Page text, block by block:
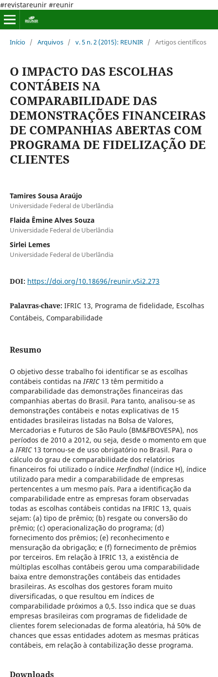
#revistareunir #reunir
Início / Arquivos / v. 5 n. 2 (2015): REUNIR / Artigos científicos
O IMPACTO DAS ESCOLHAS
CONTÁBEIS NA
COMPARABILIDADE DAS
DEMONSTRAÇÕES FINANCEIRAS
DE COMPANHIAS ABERTAS COM
PROGRAMA DE FIDELIZAÇÃO DE
CLIENTES
Tamires Sousa Araújo
Universidade Federal de Uberlândia
Flaida Êmine Alves Souza
Universidade Federal de Uberlândia
Sirlei Lemes
Universidade Federal de Uberlândia
DOI: https://doi.org/10.18696/reunir.v5i2.273
Palavras-chave: IFRIC 13, Programa de fidelidade, Escolhas
Contábeis, Comparabilidade
Resumo
O objetivo desse trabalho foi identificar se as escolhas
contábeis contidas naIFRIC13 têm permitido a
comparabilidade das demonstrações financeiras das
companhias abertas do Brasil. Para tanto, analisou-se as
demonstrações contábeis e notas explicativas de 15
entidades brasileiras listadas na Bolsa de Valores,
Mercadorias e Futuros de São Paulo (BM&FBOVESPA), nos
períodos de 2010 a 2012, ou seja, desde o momento em que
aIFRIC13 tornou-se de uso obrigatório no Brasil. Para o
cálculo do grau de comparabilidade dos relatórios
financeiros foi utilizado o índice Herfindhal (índice H), índice
utilizado para medir a comparabilidade de empresas
pertencentes a um mesmo país. Para a identificação da
comparabilidade entre as empresas foram observadas
todas as escolhas contábeis contidas na IFRIC 13, quais
sejam: (a) tipo de prêmio; (b) resgate ou conversão do
prêmio; (c) operacionalização do programa; (d)
fornecimento dos prêmios; (e) reconhecimento e
mensuração da obrigação; e (f) fornecimento de prêmios
por terceiros. Em relação à IFRIC 13, a existência de
múltiplas escolhas contábeis gerou uma comparabilidade
baixa entre demonstrações contábeis das entidades
brasileiras. As escolhas dos gestores foram muito
diversificadas, o que resultou em índices de
comparabilidade próximos a 0,5. Isso indica que se duas
empresas brasileiras com programas de fidelidade de
clientes forem selecionadas de forma aleatória, há 50% de
chances que essas entidades adotem as mesmas práticas
contábeis, em relação à contabilização desse programa.
Downloads